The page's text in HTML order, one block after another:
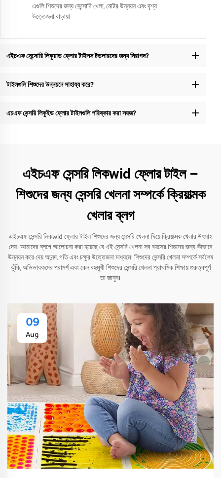
এগুলি শিশুদের জন্য সেন্সোরি খেলা, মোটর উন্নয়ন এবং দৃশ্য
উত্তেজনা বাড়ায়।
এইচএফ সেন্সোরি লিকুয়াড ফ্লোর টাইলস টডলারদের জন্য নিরাপদ?
টাইলগুলি শিশুদের উন্নয়নে সাহায্য করে?
এচএফ সেন্সরি লিকুইড ফ্লোর টাইলগুলি পরিষ্কার করা সহজ?
এইচএফ সেন্সরি লিকwid ফ্লোর টাইল –
শিশুদের জন্য সেন্সরি খেলনা সম্পর্কে ক্রিয়াত্মক
খেলার ব্লগ
এইচএফ সেন্সরি লিকwid ফ্লোর টাইল শিশুদের জন্য সেন্সরি খেলনা দিয়ে ক্রিয়াত্মক খেলার উৎসাহ
দেয়। আমাদের ব্লগে আলোচনা করা হয়েছে যে এই সেন্সরি খেলনা সব বয়সের শিশুদের জন্য কীভাবে
উন্নয়ন করে দেয় আনন্দ, গতি এবং চক্ষুর উত্তেজনা মাধ্যমে। শিশুদের সেন্সরি খেলনা সম্পর্কে সর্বশেষ
ঝুঁকি, অভিভাবকদের পরামর্শ এবং কেন বহুমুখী শিশুদের সেন্সরি খেলনা প্রাথমিক শিক্ষায় গুরুত্বপূর্ণ
তা জানুন।
09
Aug